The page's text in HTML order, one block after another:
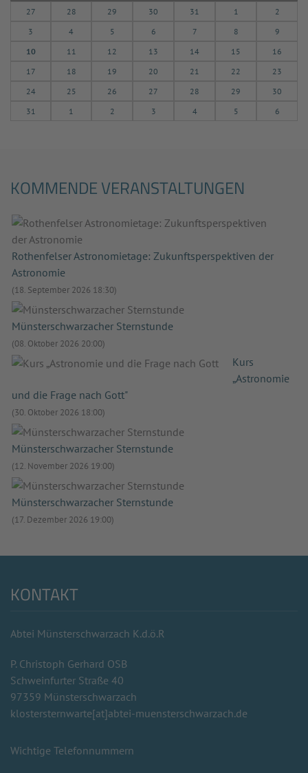
27
28 29 30 31 1
2
3
4 5 6 7 8
9
10
11 12 13 14 15
16
17
18 19 20 21 22
23
24
25 26 27 28 29
30
31
1 2 3 4 5 6
KOMMENDE VERANSTALTUNGEN
Rothenfelser Astronomietage: Zukunftsperspektiven der
Astronomie
(18. September 2026 18:30)
Münsterschwarzacher Sternstunde
(08. Oktober 2026 20:00)
Kurs
„Astronomie
und die Frage nach Gott"
(30. Oktober 2026 18:00)
Münsterschwarzacher Sternstunde
(12. November 2026 19:00)
Münsterschwarzacher Sternstunde
(17. Dezember 2026 19:00)
KONTAKT
Abtei Münsterschwarzach K.d.ö.R
P. Christoph Gerhard OSB
Schweinfurter Straße 40
97359 Münsterschwarzach
klostersternwarte[at]abtei-muensterschwarzach.de
Wichtige Telefonnummern